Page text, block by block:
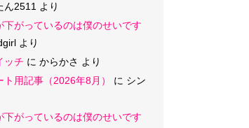
ん2511 より
下がっているのは僕のせいです
より
ッチ に からかさ より
ト用記事（2026年8月）
に シン
下がっているのは僕のせいです